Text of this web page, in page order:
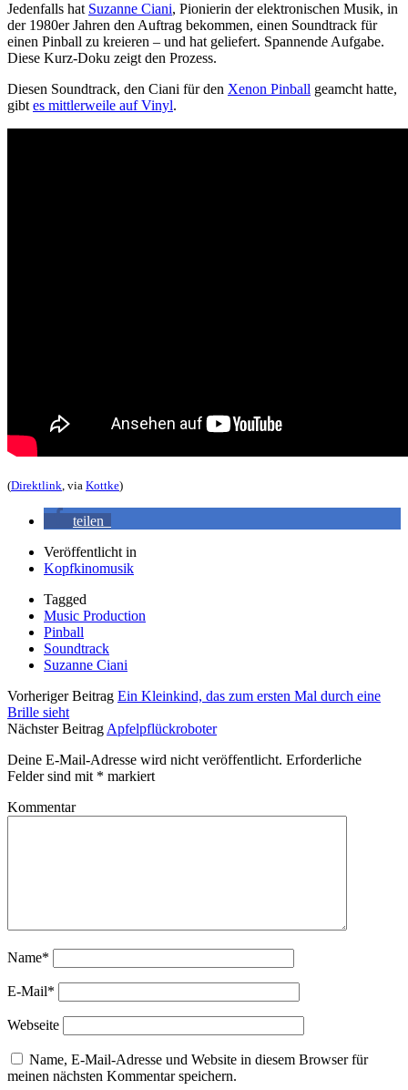
Jedenfalls hat Suzanne Ciani, Pionierin der elektronischen Musik, in
der 1980er Jahren den Auftrag bekommen, einen Soundtrack für
einen Pinball zu kreieren – und hat geliefert. Spannende Aufgabe.
Diese Kurz-Doku zeigt den Prozess.
Diesen Soundtrack, den Ciani für den Xenon Pinball geamcht hatte,
gibtes mittlerweile auf Vinyl.
(Direktlink, via Kottke)
teilen
Veröffentlicht in
Kopfkinomusik
Tagged
Music Production
Pinball
Soundtrack
Suzanne Ciani
Vorheriger Beitrag Ein Kleinkind, das zum ersten Mal durch eine
Brille sieht
Nächster BeitragApfelpflückroboter
Deine E-Mail-Adresse wird nicht veröffentlicht. Erforderliche
Felder sind mit * markiert
Kommentar
Name*
E-Mail*
Webseite
Name, E-Mail-Adresse und Website in diesem Browser für
meinen nächsten Kommentar speichern.